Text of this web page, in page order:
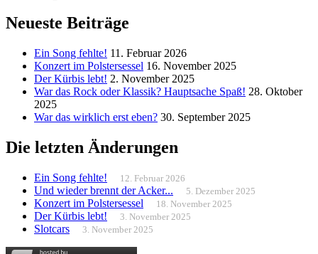
Neueste Beiträge
Ein Song fehlte! 11. Februar 2026
Konzert im Polstersessel 16. November 2025
Der Kürbis lebt! 2. November 2025
War das Rock oder Klassik? Hauptsache Spaß! 28. Oktober
2025
War das wirklich erst eben? 30. September 2025
Die letzten Änderungen
Ein Song fehlte! 12. Februar 2026
Und wieder brennt der Acker... 5. Dezember 2025
Konzert im Polstersessel 18. November 2025
Der Kürbis lebt! 3. November 2025
Slotcars 3. November 2025